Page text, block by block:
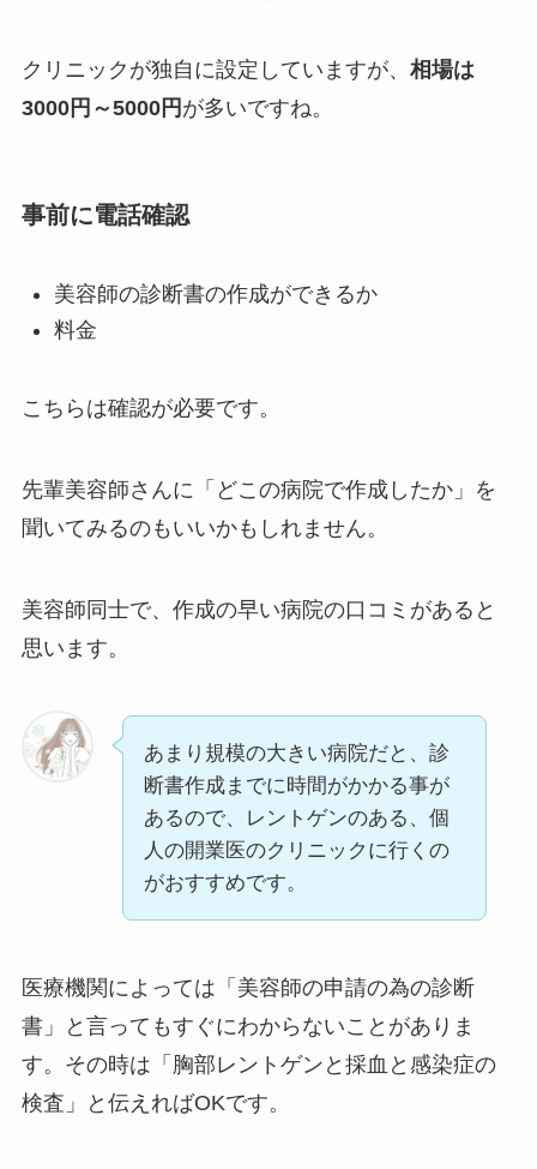
クリニックが独自に設定していますが、 相場は
3000円～5000円 が多いですね。
事前に電話確認
美容師の診断書の作成ができるか
料金
こちらは確認が必要です。
先輩美容師さんに「 どこの病院で作成したか」を
聞いてみるのもいいかもしれません。
美容師同士で、作成の早い病院の口コミがあると
思います。
あまり規模の大きい病院だと、診
断書作成までに時間がかかる事が
あるので、レントゲンのある、個
人の開業医のクリニックに行くの
がおすすめです。
医療機関によっては「 美容師の申請の為の診断
書」と言ってもすぐにわからないことがありま
す。その時は「胸部レントゲンと採血と感染症の
検査」と伝えればOKです。